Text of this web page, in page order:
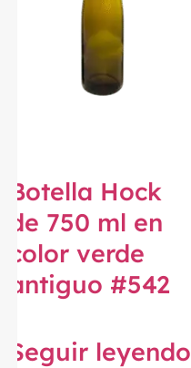
Botella Hock
de 750 ml en
color verde
antiguo #542
Seguir leyendo